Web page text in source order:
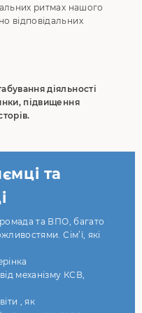
ритмах нашого
відповідальних
діяльності
підвищення
та
та ВПО, багато
Сім’ї, які
механізму КСВ,
, як